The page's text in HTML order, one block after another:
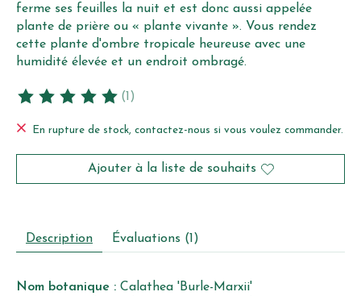
ferme ses feuilles la nuit et est donc aussi appelée
plante de prière ou « plante vivante ». Vous rendez
cette plante d'ombre tropicale heureuse avec une
humidité élevée et un endroit ombragé.
Ce produit est évalué à
(1)
En rupture de stock, contactez-nous si vous voulez commander.
Ajouter à la liste de souhaits
Description Évaluations (1)
Nom botanique : Calathea 'Burle-Marxii'